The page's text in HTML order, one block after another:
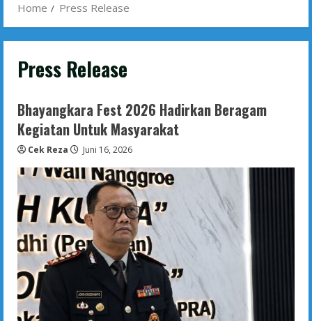
Home Press Release
Press Release
Bhayangkara Fest 2026 Hadirkan Beragam
Kegiatan Untuk Masyarakat
Cek Reza Juni 16, 2026